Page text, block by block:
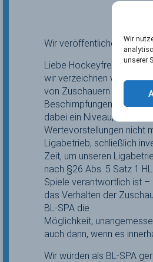
Wir
unserer
Wir veröffentlichen an
Liebe Hockeyfreunde,
wir verzeichnen während
von Zuschauern
Beschimpfungen,
dabei ein Niveau, dass
Wertevorstellungen nicht
Ligabetrieb, schließlich
Zeit, um unseren
nach §26 Abs. 5 Satz 1
Spiele verantwortlich ist –
das Verhalten der
BL-SPA die
Möglichkeit,
auch dann, wenn es
Wir würden als BL-SPA